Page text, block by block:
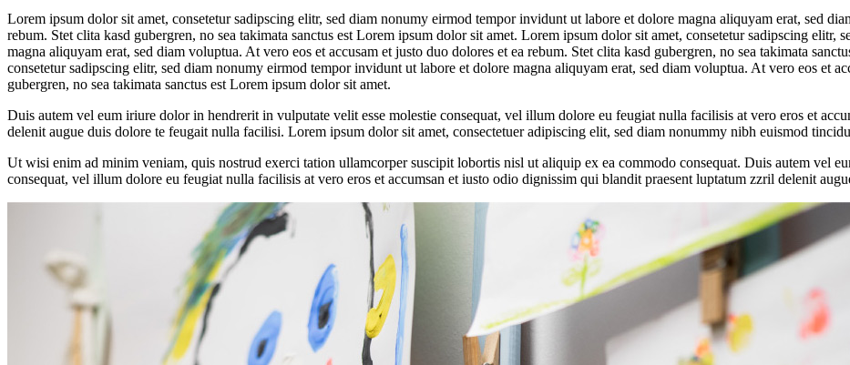
Lorem ipsum dolor sit amet, consetetur sadipscing elitr, sed diam nonumy eirmod tempor invidunt ut labore et dolore magna aliquyam erat, sed
rebum. Stet clita kasd gubergren, no sea takimata sanctus est Lorem ipsum dolor sit amet. Lorem ipsum dolor sit amet, consetetur sadipscing
magna aliquyam erat, sed diam voluptua. At vero eos et accusam et justo duo dolores et ea rebum. Stet clita kasd gubergren, no sea takimata
consetetur sadipscing elitr, sed diam nonumy eirmod tempor invidunt ut labore et dolore magna aliquyam erat, sed diam voluptua. At vero eos et
gubergren, no sea takimata sanctus est Lorem ipsum dolor sit amet.
Duis autem vel eum iriure dolor in hendrerit in vulputate velit esse molestie consequat, vel illum dolore eu feugiat nulla facilisis at vero eros et
delenit augue duis dolore te feugait nulla facilisi. Lorem ipsum dolor sit amet, consectetuer adipiscing elit, sed diam nonummy nibh euismod
Ut wisi enim ad minim veniam, quis nostrud exerci tation ullamcorper suscipit lobortis nisl ut aliquip ex ea commodo consequat. Duis autem vel
consequat, vel illum dolore eu feugiat nulla facilisis at vero eros et accumsan et iusto odio dignissim qui blandit praesent luptatum zzril delenit